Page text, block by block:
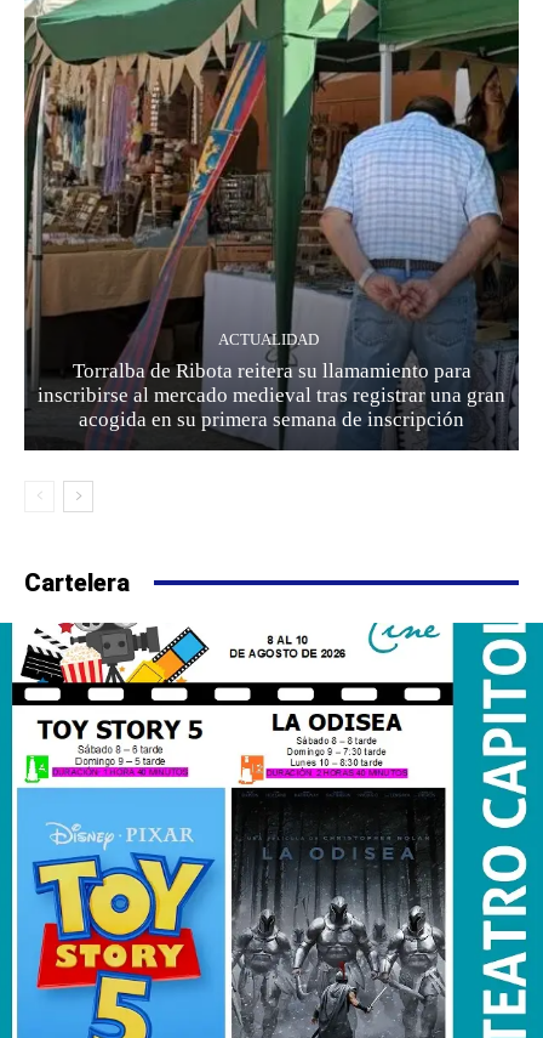
ACTUALIDAD
Torralba de Ribota reitera su llamamiento para
inscribirse al mercado medieval tras registrar una gran
acogida en su primera semana de inscripción
Cartelera